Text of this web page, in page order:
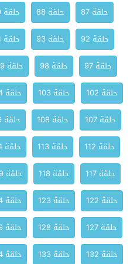
حلقة 87
حلقة 88 حلقة 89
حلقة 92
حلقة 93 حلقة 94
حلقة 97
حلقة 98 حلقة 99
حلقة 102
حلقة 103 حلقة 104
حلقة 107
حلقة 108 حلقة 109
حلقة 112
حلقة 113 حلقة 114
حلقة 117
حلقة 118 حلقة 119
حلقة 122
حلقة 123 حلقة 124
حلقة 127
حلقة 128 حلقة 129
حلقة 132
حلقة 133 حلقة 134